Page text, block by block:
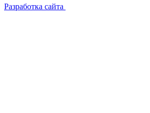
Разработка сайта